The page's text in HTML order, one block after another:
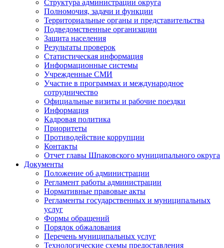
Структура администрации округа
Полномочия, задачи и функции
Территориальные органы и представительства
Подведомственные организации
Защита населения
Результаты проверок
Статистическая информация
Информационные системы
Учрежденные СМИ
Участие в программах и международное
сотрудничество
Официальные визиты и рабочие поездки
Информация
Кадровая политика
Приоритеты
Противодействие коррупции
Контакты
Отчет главы Шпаковского муниципального округа
Документы
Положение об администрации
Регламент работы администрации
Нормативные правовые акты
Регламенты государственных и муниципальных
услуг
Формы обращений
Порядок обжалования
Перечень муниципальных услуг
Технологические схемы предоставления